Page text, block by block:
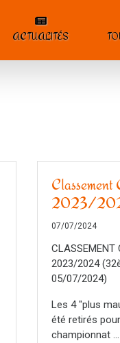
ACTUALITÉS
2023/
07/07/2024
2023/2024
05/07/2024)
Les 4 "plus
été retirés
championnat ...